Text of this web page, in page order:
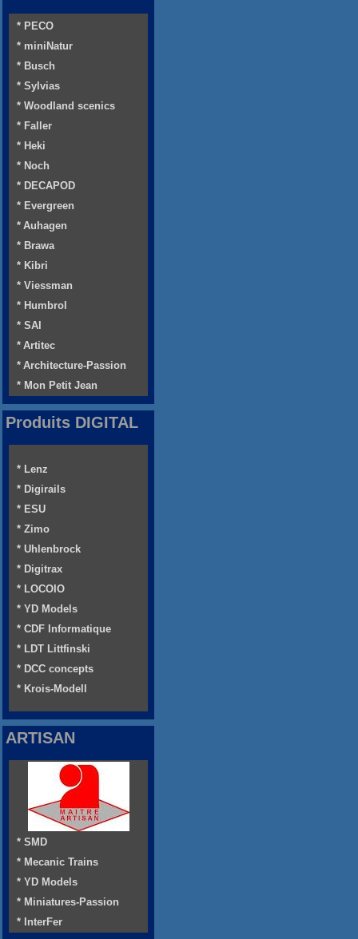
* PECO
* miniNatur
* Busch
* Sylvias
* Woodland scenics
* Faller
* Heki
* Noch
* DECAPOD
* Evergreen
* Auhagen
* Brawa
* Kibri
* Viessman
* Humbrol
* SAI
* Artitec
* Architecture-Passion
* Mon Petit Jean
Produits DIGITAL
* Lenz
* Digirails
* ESU
* Zimo
* Uhlenbrock
* Digitrax
* LOCOIO
* YD Models
* CDF Informatique
* LDT Littfinski
* DCC concepts
* Krois-Modell
ARTISAN
* SMD
* Mecanic Trains
* YD Models
* Miniatures-Passion
* InterFer